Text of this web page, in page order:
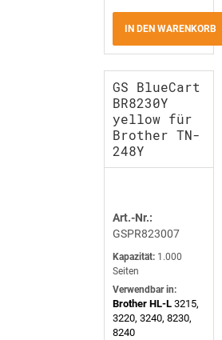
IN DEN WARENKORB
GS BlueCart
BR8230Y
yellow für
Brother TN-
248Y
Art.-Nr.:
GSPR823007
Kapazität: 1.000
Seiten
Verwendbar in:
Brother HL-L 3215,
3220, 3240, 8230,
8240